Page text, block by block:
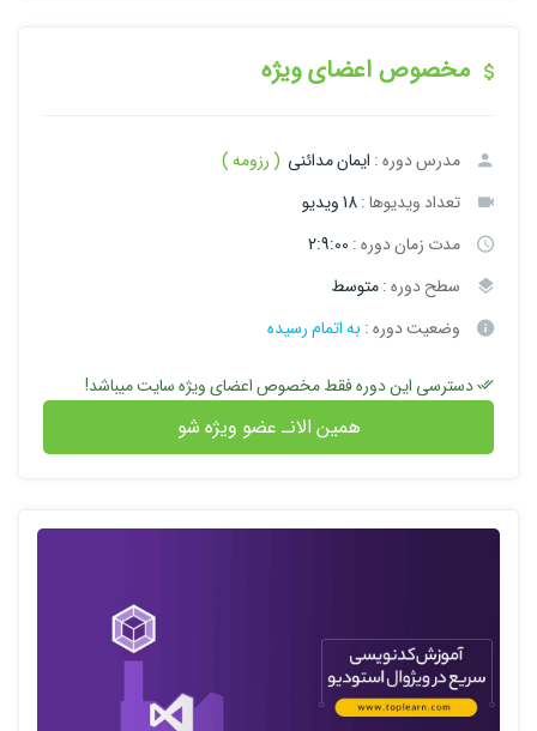
مخصوص اعضای ویژه
مدرس دوره : ایمان مدائنی ( رزومه )
تعداد ویدیوها :18 ویدیو
مدت زمان دوره : 2:9:00
سطح دوره :متوسط
وضعیت دوره : به اتمام رسیده
دسترسی این دوره فقط مخصوص اعضای ویژه سایت میباشد!
همین الانـ عضو ویژه شو